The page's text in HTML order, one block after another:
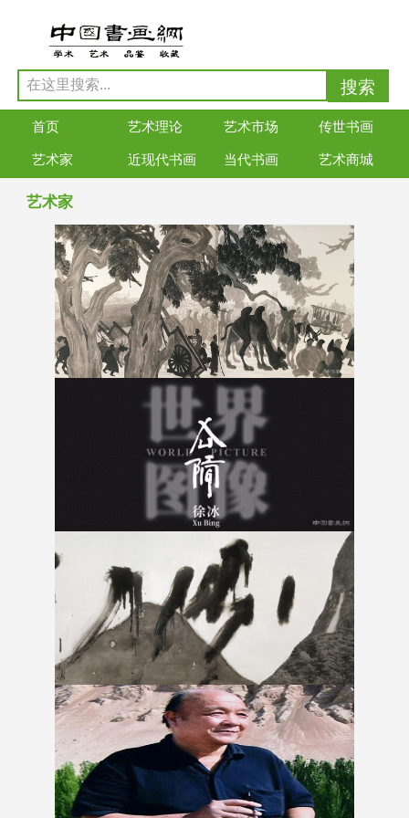
首页 艺术理论 艺术市场 传世书画
艺术家 近现代书画 当代书画 艺术商城
艺术家